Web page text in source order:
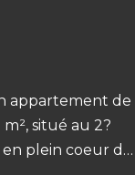
appartement de
situé au 2?
plein coeur du